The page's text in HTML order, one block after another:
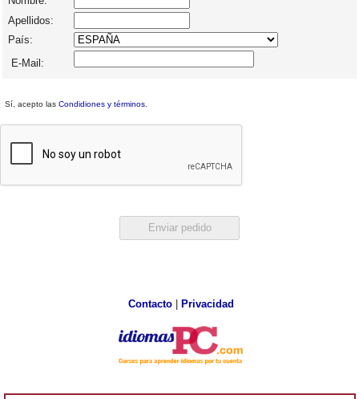
Apellidos:
País:
E-Mail:
Sí, acepto las Condidiones y términos
Contacto| Privacidad